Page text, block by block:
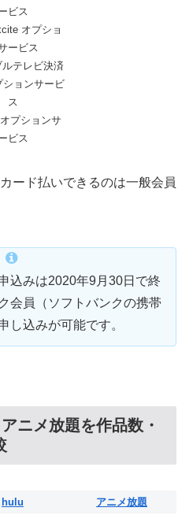
ビス
オプショ
ービス
ルテレビ決済
ションサービ
ス
プションサ
ビス
ード払いできるのは一般会員
込みは2020年9月30日で終
会員（ソフトバンクの携帯
し込みが可能です。
ニメ放題を作品数・
hulu
アニメ放題